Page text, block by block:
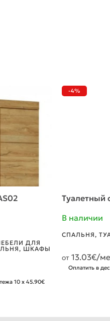
ДЛЯ
, ШКАФЫ
10 x 45.90€
-4%
Туалетный
В наличии
СПАЛЬНЯ,
от 13.03€/
Оплатить в